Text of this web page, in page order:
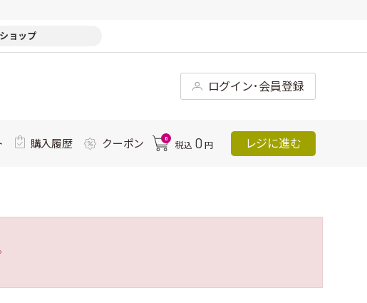
ョップ
ログイン･会員登録
購入履歴 クーポン 0
税込 0 円 レジに進む